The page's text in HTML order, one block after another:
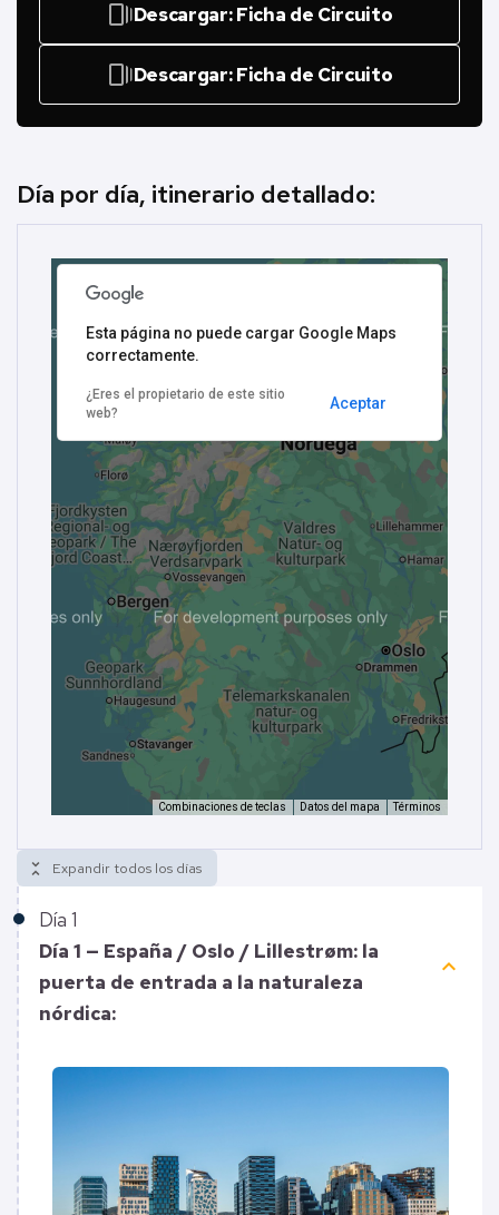
web_storiesDescargar: Ficha de Circuito
web_storiesDescargar: Ficha de Circuito
Día por día, itinerario detallado:
Día 1
Día 1 — España / Oslo / Lillestrøm: la
puerta de entrada a la naturaleza
nórdica:
keyboard_arrow_up
unfold_less Expandir todos los días
Combinaciones de teclas Datos del mapa Términos
Esta página no puede cargar Google Maps
correctamente.
¿Eres el propietario de este sitio
web?
Aceptar